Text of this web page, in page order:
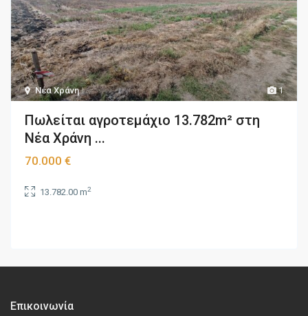
1
Νέα Χράνη
Πωλείται αγροτεμάχιο 13.782m² στη
Νέα Χράνη ...
70.000 €
13.782.00 m2
Επικοινωνία